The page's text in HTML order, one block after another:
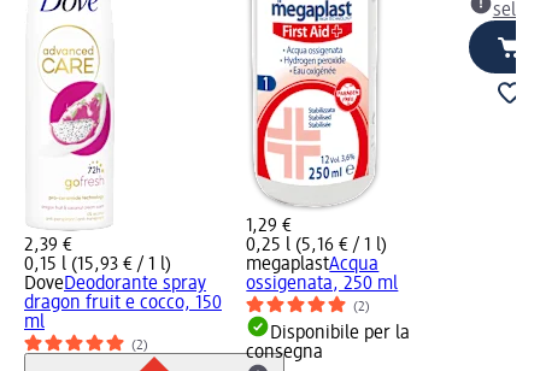
2,39 €
0,15 l (15,93 € / 1 l)
DoveDeodorante spray
dragon fruit e cocco, 150
ml
(2)
1,29 €
0,25 l (5,16 € / 1 l)
megaplastAcqua
ossigenata, 250 ml
(2)
Disponibile per la
consegna